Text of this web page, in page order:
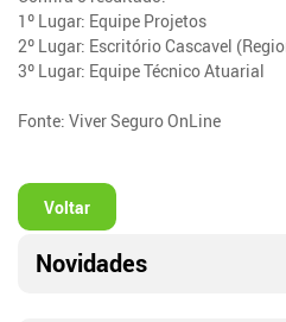
1º Lugar: Equipe Projetos
2º Lugar: Escritório Cascavel
3º Lugar: Equipe Técnico Atuarial
Fonte: Viver Seguro OnLine
Voltar
Novidades